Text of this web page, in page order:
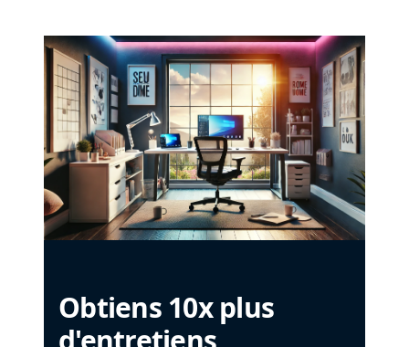
Obtiens 10x plus